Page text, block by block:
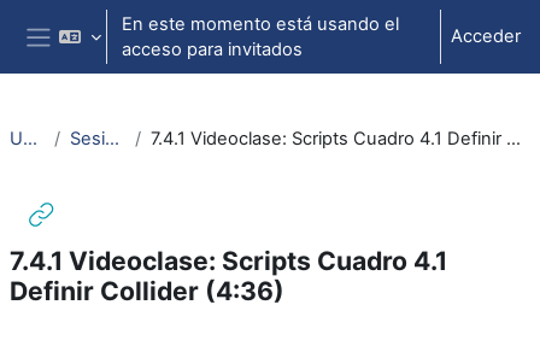
Salta al contenido principal
Panel lateral
En este momento está usando el
acceso para invitados
Acceder
Unity Sesión 4 7.4.1 Videoclase: Scripts Cuadro 4.1 Definir Collider (4:36)
7.4.1 Videoclase: Scripts Cuadro 4.1
Definir Collider (4:36)